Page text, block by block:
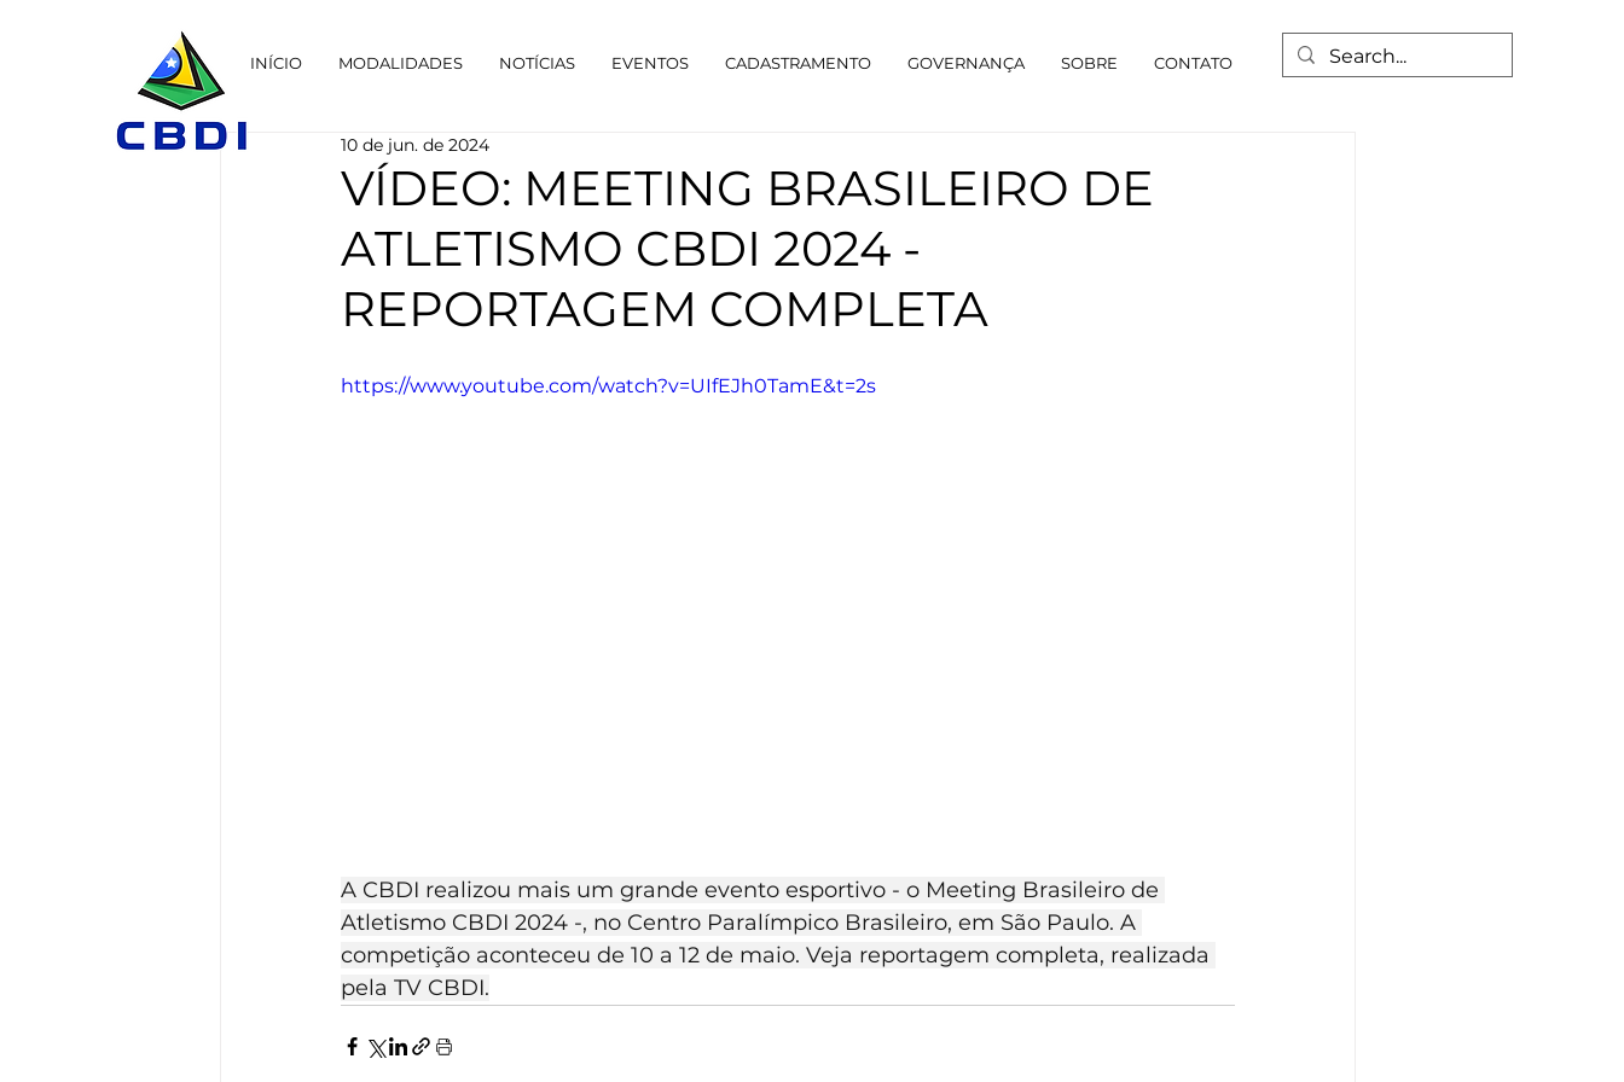
INÍCIO MODALIDADES NOTÍCIAS EVENTOS CADASTRAMENTO GOVERNANÇA SOBRE CONTATO
VÍDEO: MEETING BRASILEIRO DE
ATLETISMO CBDI 2024 -
REPORTAGEM COMPLETA
10 de jun. de 2024
https://www.youtube.com/watch?v=UIfEJh0TamE&t=2s
A CBDI realizou mais um grande evento esportivo - o Meeting Brasileiro de
Atletismo CBDI 2024 -, no Centro Paralímpico Brasileiro, em São Paulo. A
competição aconteceu de 10 a 12 de maio. Veja reportagem completa, realizada
pela TV CBDI.